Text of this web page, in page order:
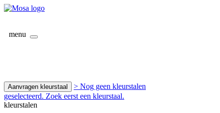
menu
Aanvragen kleurstaal
> Nog geen kleurstalen
geselecteerd. Zoek eerst een kleurstaal.
kleurstalen